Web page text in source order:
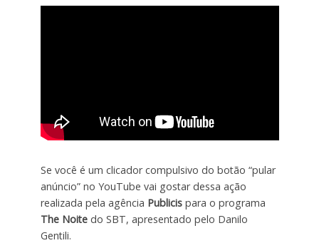
Se você é um clicador compulsivo do botão “pular
anúncio” no YouTube vai gostar dessa ação
realizada pela agência Publicispara o programa
The Noitedo SBT, apresentado pelo Danilo
Gentili.